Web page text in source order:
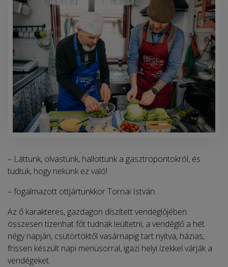
– Láttunk, olvastunk, hallottunk a gasztropontokról, és
tudtuk, hogy nekünk ez való!
– fogalmazott ottjártunkkor Tornai István.
Az ő karakteres, gazdagon díszített vendéglőjében
összesen tizenhat főt tudnak leültetni, a vendéglő a hét
négy napján, csütörtöktől vasárnapig tart nyitva, házias,
frissen készült napi menüsorral, igazi helyi ízekkel várják a
vendégeket.